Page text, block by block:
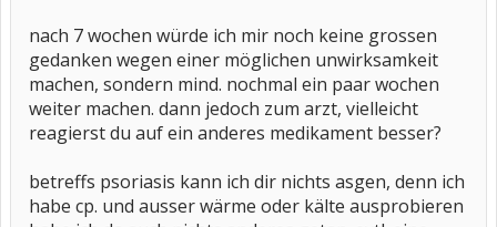
nach 7 wochen würde ich mir noch keine grossen
gedanken wegen einer möglichen unwirksamkeit
machen, sondern mind. nochmal ein paar wochen
weiter machen. dann jedoch zum arzt, vielleicht
reagierst du auf ein anderes medikament besser?
betreffs psoriasis kann ich dir nichts asgen, denn ich
habe cp. und ausser wärme oder kälte ausprobieren